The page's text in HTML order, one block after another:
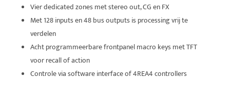
Vier dedicated zones met stereo out, CG en FX
Met 128 inputs en 48 bus outputs is processing vrij te
verdelen
Acht programmeerbare frontpanel macro keys met TFT
voor recall of action
Controle via software interface of 4REA4 controllers